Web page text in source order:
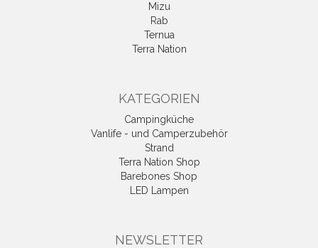
Mizu
Rab
Ternua
Terra Nation
KATEGORIEN
Campingküche
Vanlife - und Camperzubehör
Strand
Terra Nation Shop
Barebones Shop
LED Lampen
NEWSLETTER